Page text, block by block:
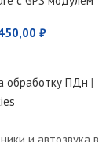
₽
обработку ПДн |